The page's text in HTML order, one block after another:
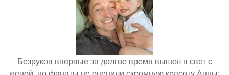
Безруков впервые за долгое время вышел в свет с